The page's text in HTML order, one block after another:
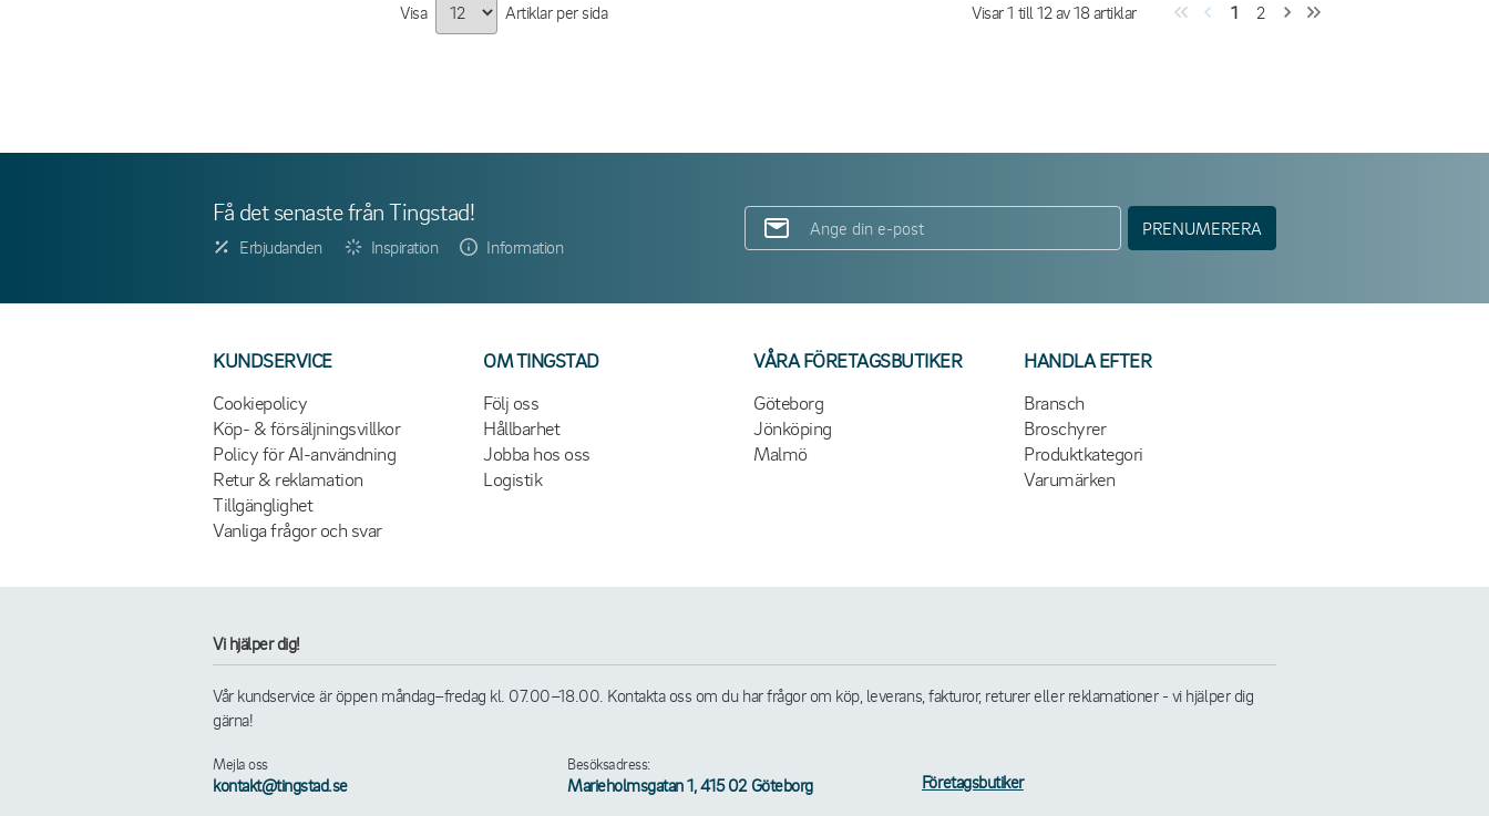
Visa Artiklar per sida Visar1 till12av18artiklar 1 2
Få det senaste från Tingstad!
Erbjudanden Inspiration Information
PRENUMERERA
KUNDSERVICE
Cookiepolicy
Köp- & försäljningsvillkor
Policy för AI-användning
Retur & reklamation
Tillgänglighet
Vanliga frågor och svar
OM TINGSTAD
Följ oss
Hållbarhet
Jobba hos oss
Logistik
VÅRA FÖRETAGSBUTIKER
Göteborg
Jönköping
Malmö
HANDLA EFTER
Bransch
Broschyrer
Produktkategori
Varumärken
Vi hjälper dig!
Vår kundservice är öppen måndag–fredag kl. 07.00–18.00. Kontakta oss om du har frågor om köp, leverans, fakturor, returer eller reklamationer - vi hjälper dig
gärna!
Mejla oss
kontakt@tingstad.se
Besöksadress:
Marieholmsgatan 1, 415 02 Göteborg Företagsbutiker